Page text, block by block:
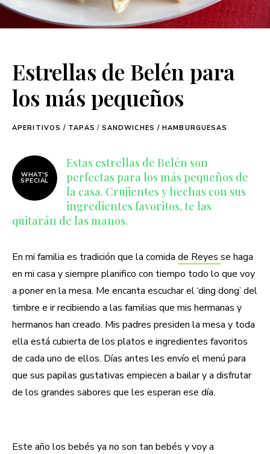
Estrellas de Belén para
los más pequeños
APERITIVOS / TAPAS / SANDWICHES / HAMBURGUESAS
WHAT'S
SPECIAL
Estas estrellas de Belén son
perfectas para los más pequeños de
la casa. Crujientes y hechas con sus
ingredientes favoritos, te las
quitarán de las manos.
En mi familia es tradición que la comida de Reyes se haga
en mi casa y siempre planifico con tiempo todo lo que voy
a poner en la mesa. Me encanta escuchar el ‘ding dong’ del
timbre e ir recibiendo a las familias que mis hermanas y
hermanos han creado. Mis padres presiden la mesa y toda
ella está cubierta de los platos e ingredientes favoritos
de cada uno de ellos. Días antes les envío el menú para
que sus papilas gustativas empiecen a bailar y a disfrutar
de los grandes sabores que les esperan ese día.
Este año los bebés ya no son tan bebés y voy a